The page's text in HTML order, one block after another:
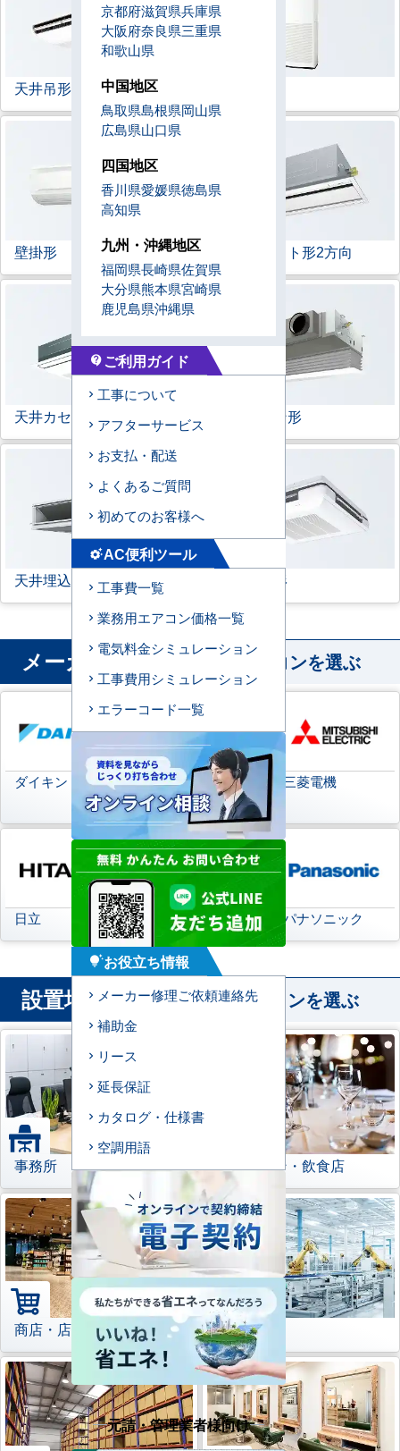
天井吊形
壁掛形 天井カセット形2方向
天井カセット形 1方向 ビルトイン形
天井埋込ダクト形 天吊自在形
メーカー から業務用エアコンを選ぶ
ダイキン
日本キヤリア
(旧:東芝キヤリア)
三菱電機
日立 三菱重工 パナソニック
設置場所 から業務用エアコンを選ぶ
事務所 レストラン・飲食店
商店・店舗 工場
京都府滋賀県兵庫県
大阪府奈良県三重県
和歌山県
中国地区
鳥取県島根県岡山県
広島県山口県
四国地区
香川県愛媛県徳島県
高知県
九州・沖縄地区
福岡県長崎県佐賀県
大分県熊本県宮崎県
鹿児島県沖縄県
contact_support ご利用ガイド
工事について
アフターサービス
お支払・配送
よくあるご質問
初めてのお客様へ
settings_suggestAC便利ツール
工事費一覧
業務用エアコン価格一覧
電気料金シミュレーション
工事費用シミュレーション
エラーコード一覧
tips_and_updatesお役立ち情報
メーカー修理ご依頼連絡先
補助金
リース
延長保証
カタログ・仕様書
空調用語
元請・管理業者様向け